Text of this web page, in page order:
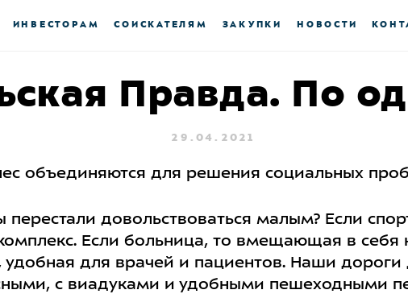
ИНВЕСТОРАМ СОИСКАТЕЛЯМ ЗАКУПКИ НОВОСТИ
Правда. По
29.04.2021
объединяются для решения социальных
довольствоваться малым? Если
Если больница, то вмещающая в
для врачей и пациентов. Наши
с виадуками и удобными пешеходными